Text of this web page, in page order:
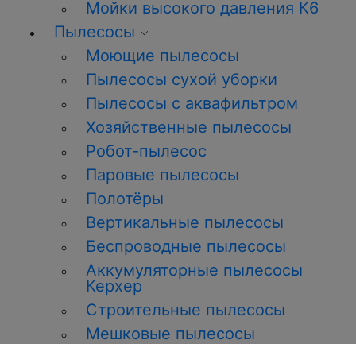
Мойки высокого давления К6
Пылесосы
Моющие пылесосы
Пылесосы сухой уборки
Пылесосы с аквафильтром
Хозяйственные пылесосы
Робот-пылесос
Паровые пылесосы
Полотёры
Вертикальные пылесосы
Беспроводные пылесосы
Аккумуляторные пылесосы
Керхер
Строительные пылесосы
Мешковые пылесосы